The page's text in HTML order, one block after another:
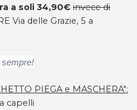
a soli 34,90€ invece di
Via delle Grazie, 5 a
sempre!
PIEGA e MASCHERA":
capelli